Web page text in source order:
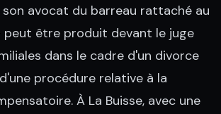
avocat du barreau rattaché au
peut être produit devant le juge
dans le cadre d'un divorce
procédure relative à la
À La Buisse, avec une